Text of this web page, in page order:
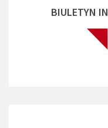
BIULETYN